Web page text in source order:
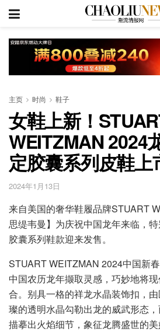
主页 时尚 鞋子
女鞋上新！
WEITZMAN 2024
定胶囊系列皮鞋上
2024年1月13日
来自美国的奢华鞋履品牌STUART
思缇韦曼】为庆祝中国龙年来临，
胶囊系列鞋款迎来发售。
STUART WEITZMAN 2024中国新
中国农历龙年撷取灵感，巧妙地将
合。别具一格的祥龙水晶装饰扣，
璨的透明水晶勾勒出龙的威武形态
描摹出火焰细节，象征龙腾盛世的